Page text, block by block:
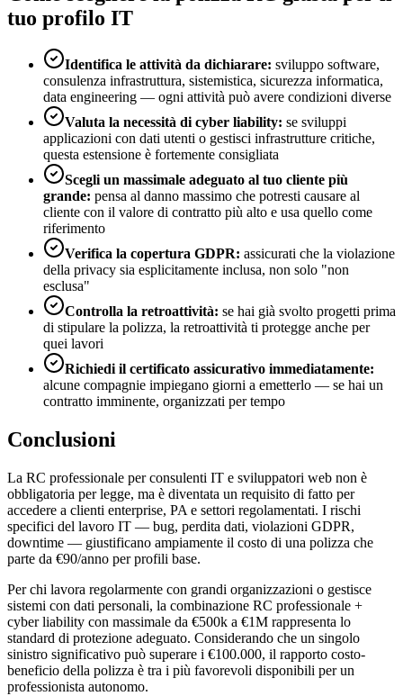
tuo profilo IT
Identifica le attività da dichiarare: sviluppo software,
consulenza infrastruttura, sistemistica, sicurezza informatica,
data engineering — ogni attività può avere condizioni diverse
Valuta la necessità di cyber liability: se sviluppi
applicazioni con dati utenti o gestisci infrastrutture critiche,
questa estensione è fortemente consigliata
Scegli un massimale adeguato al tuo cliente più
grande: pensa al danno massimo che potresti causare al
cliente con il valore di contratto più alto e usa quello come
riferimento
Verifica la copertura GDPR: assicurati che la violazione
della privacy sia esplicitamente inclusa, non solo "non
esclusa"
Controlla la retroattività: se hai già svolto progetti prima
di stipulare la polizza, la retroattività ti protegge anche per
quei lavori
Richiedi il certificato assicurativo immediatamente:
alcune compagnie impiegano giorni a emetterlo — se hai un
contratto imminente, organizzati per tempo
Conclusioni
La RC professionale per consulenti IT e sviluppatori web non è
obbligatoria per legge, ma è diventata un requisito di fatto per
accedere a clienti enterprise, PA e settori regolamentati. I rischi
specifici del lavoro IT — bug, perdita dati, violazioni GDPR,
downtime — giustificano ampiamente il costo di una polizza che
parte da €90/anno per profili base.
Per chi lavora regolarmente con grandi organizzazioni o gestisce
sistemi con dati personali, la combinazione RC professionale +
cyber liability con massimale da €500k a €1M rappresenta lo
standard di protezione adeguato. Considerando che un singolo
sinistro significativo può superare i €100.000, il rapporto costo-
beneficio della polizza è tra i più favorevoli disponibili per un
professionista autonomo.